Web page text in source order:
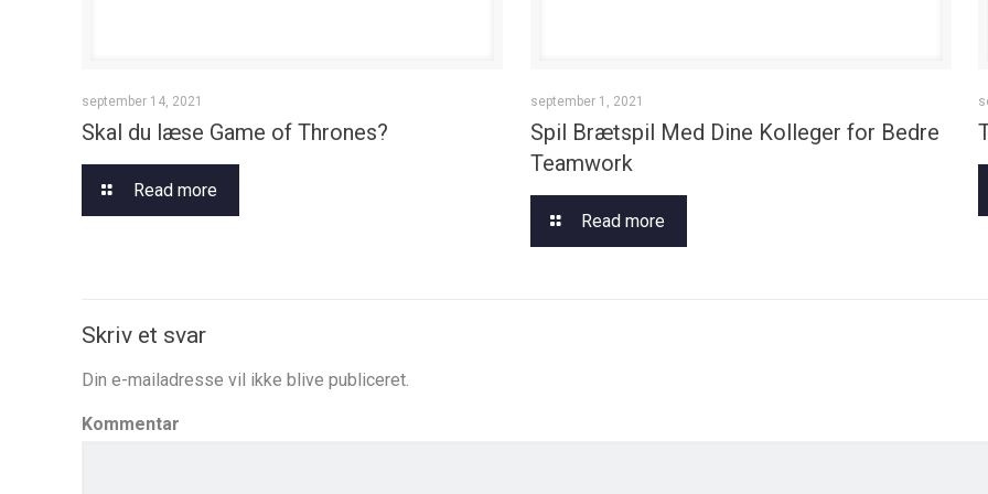
september 14, 2021
Skal du læse Game of Thrones?
Read more
september 1, 2021
Spil Brætspil Med Dine Kolleger for Bedre
Teamwork
Read more
Skriv et svar
Din e-mailadresse vil ikke blive publiceret.
Kommentar